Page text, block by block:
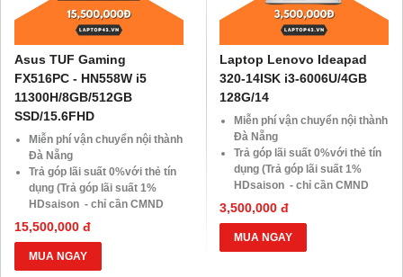
Asus TUF Gaming
FX516PC - HN558W i5
11300H/8GB/512GB
SSD/15.6FHD
Miễn phí vận chuyển nội thành
Đà Nẵng
Trả góp lãi suất 0%với thẻ tín
dụng (Trả góp lãi suất 1%
HDsaison - chỉ cần CMND
BLX hoặc hộ khẩu gốc )
Giảm 20%khi nâng cấp Ram-
SSD
Giảm giá trực tiếp đối với
15,500,000 đ
MUA NGAY
Laptop Lenovo Ideapad
320-14ISK i3-6006U/4GB
128G/14
Miễn phí vận chuyển nội thành
Đà Nẵng
Trả góp lãi suất 0%với thẻ tín
dụng (Trả góp lãi suất 1%
HDsaison - chỉ cần CMND
BLX hoặc hộ khẩu gốc )
Giảm 20%khi nâng cấp Ram-
SSD
Giảm giá trực tiếp đối với
3,500,000 đ
MUA NGAY